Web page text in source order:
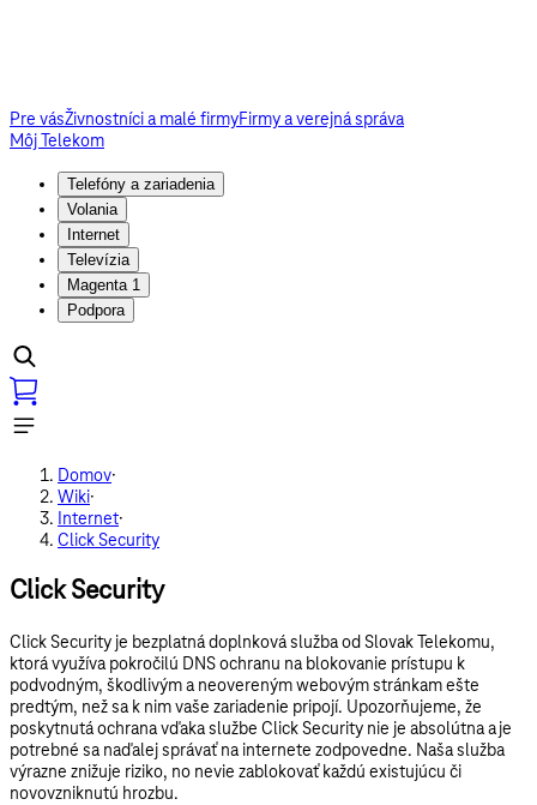
Pre vásŽivnostníci a malé firmyFirmy a verejná správa
Môj Telekom
Telefóny a zariadenia
Volania
Internet
Televízia
Magenta 1
Podpora
Domov·
Wiki·
Internet·
Click Security
Click Security
Click Security je bezplatná doplnková služba od Slovak Telekomu,
ktorá využíva pokročilú DNS ochranu na blokovanie prístupu k
podvodným, škodlivým a neovereným webovým stránkam ešte
predtým, než sa k nim vaše zariadenie pripojí. Upozorňujeme, že
poskytnutá ochrana vďaka službe Click Security nie je absolútna a je
potrebné sa naďalej správať na internete zodpovedne. Naša služba
výrazne znižuje riziko, no nevie zablokovať každú existujúcu či
novovzniknutú hrozbu.